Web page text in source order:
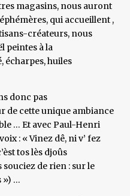
magasins, nous auront
qui accueillent ,
créateurs, nous
peintes à la
écharpes, huiles
donc pas
de cette unique ambiance
… Et avec Paul-Henri
: « Vinez dê, ni v’ fez
tos lès djoûs
souciez de rien : sur le
») …